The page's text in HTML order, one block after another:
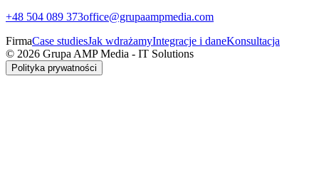
+48 504 089 373office@grupaampmedia.com
FirmaCase studiesJak wdrażamyIntegracje i daneKonsultacja
© 2026 Grupa AMP Media - IT Solutions
Polityka prywatności